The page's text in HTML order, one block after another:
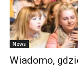
News
Wiadomo,